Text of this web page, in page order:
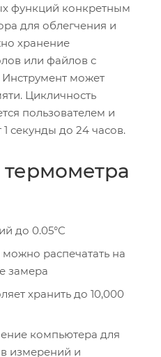
функций конкретным
для облегчения и
хранение
или файлов с
Инструмент может
Цикличность
пользователем и
секунды до 24 часов.
до 0.05°C
распечатать на
замера
хранить до 10,000
компьютера для
измерений и